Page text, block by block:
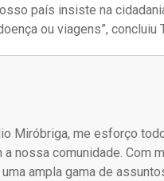
país insiste na
ou viagens”, concluiu
Miróbriga, me esforço
nossa comunidade. Com
ampla gama de